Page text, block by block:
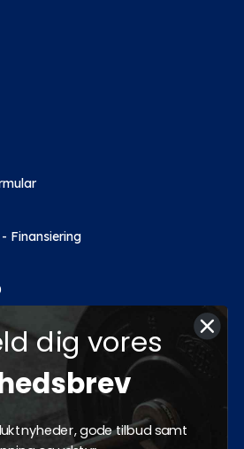
Finansiering
dig vores
gode tilbud samt